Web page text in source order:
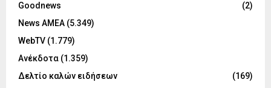
Goodnews
(2)
News ΑΜΕΑ (5.349)
WebTV (1.779)
Ανέκδοτα (1.359)
Δελτίο καλών ειδήσεων
(169)